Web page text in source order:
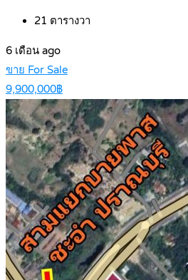
21 ตารางวา
6 เดือน ago
ขาย For Sale
9,900,000฿